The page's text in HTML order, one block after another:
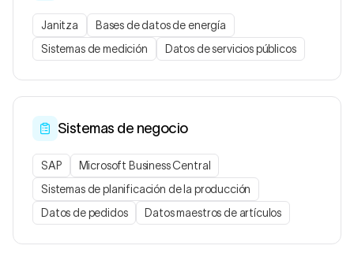
Janitza
Bases de datos de energía
Sistemas de medición
Datos de servicios públicos
Sistemas de negocio
SAP
Microsoft Business Central
Sistemas de planificación de la producción
Datos de pedidos
Datos maestros de artículos